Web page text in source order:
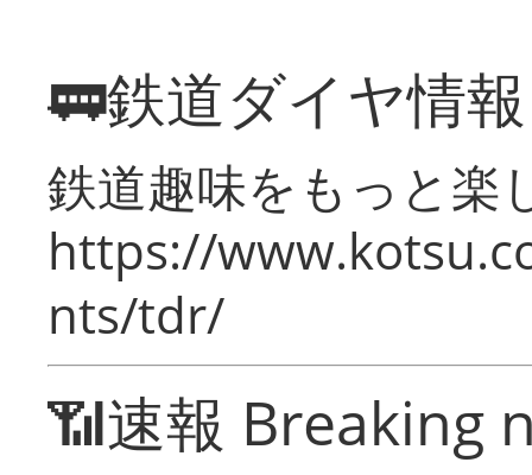
🚃鉄道ダイヤ情
鉄道趣味をもっと楽
https://
nts/tdr/
📶速報 Breaking